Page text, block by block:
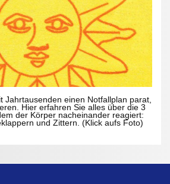
Jahrtausenden einen Notfallplan parat,
Hier erfahren Sie alles über die 3
der Körper nacheinander reagiert:
und Zittern. (Klick aufs Foto)